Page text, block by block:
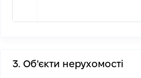
3. Об'єкти нерухомості